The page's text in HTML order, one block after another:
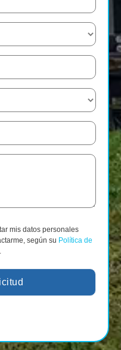
mis datos personales
según su Política de